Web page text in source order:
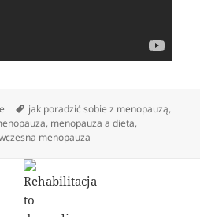
Tagi
jak poradzić sobie z menopauzą,
, menopauza a dieta,
menopauza